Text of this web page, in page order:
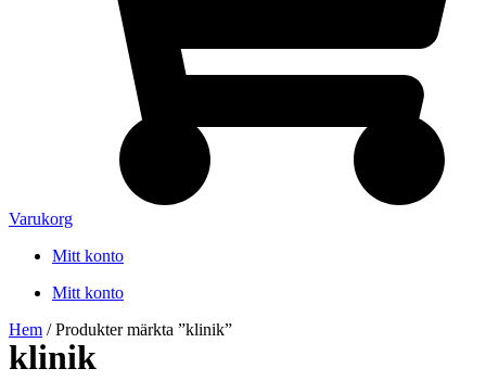
Varukorg
Mitt konto
Mitt konto
Hem / Produkter märkta ”klinik”
klinik